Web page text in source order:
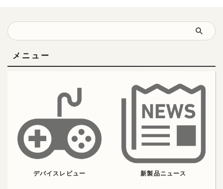
メニュー
デバイスレビュー 新製品ニュース